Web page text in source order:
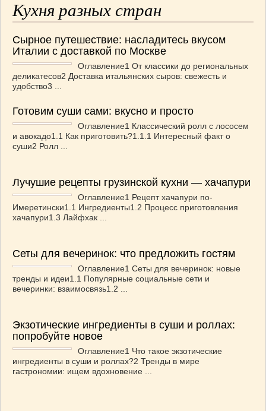
Кухня разных стран
Сырное путешествие: насладитесь вкусом
Италии с доставкой по Москве
Оглавление1 От классики до региональных
деликатесов2 Доставка итальянских сыров: свежесть и
удобство3 ...
Готовим суши сами: вкусно и просто
Оглавление1 Классический ролл с лососем
и авокадо1.1 Как приготовить?1.1.1 Интересный факт о
суши2 Ролл ...
Лучушие рецепты грузинской кухни — хачапури
Оглавление1 Рецепт хачапури по-
Имеретински1.1 Ингредиенты1.2 Процесс приготовления
хачапури1.3 Лайфхак ...
Сеты для вечеринок: что предложить гостям
Оглавление1 Сеты для вечеринок: новые
тренды и идеи1.1 Популярные социальные сети и
вечеринки: взаимосвязь1.2 ...
Экзотические ингредиенты в суши и роллах:
попробуйте новое
Оглавление1 Что такое экзотические
ингредиенты в суши и роллах?2 Тренды в мире
гастрономии: ищем вдохновение ...